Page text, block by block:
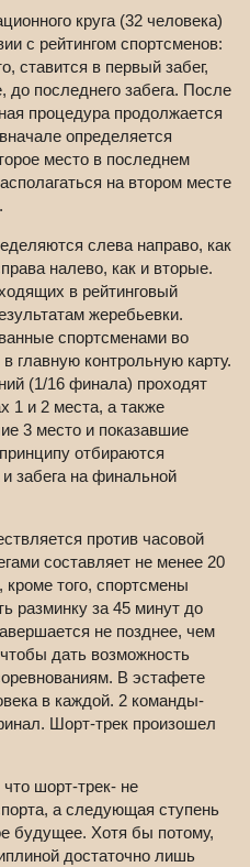
круга (32 человека)
с рейтингом спортсменов:
ставится в первый забег,
до последнего забега. После
процедура продолжается
определяется
место в последнем
на втором месте
слева направо, как
налево, как и вторые.
в рейтинговый
жеребьевки.
спортсменами во
главную контрольную карту.
(1/16 финала) проходят
1 и 2 места, а также
3 место и показавшие
отбираются
забега на финальной
против часовой
составляет не менее 20
кроме того, спортсмены
разминку за 45 минут до
не позднее, чем
дать возможность
В эстафете
в каждой. 2 команды-
Шорт-трек произошел
шорт-трек- не
а следующая ступень
будущее. Хотя бы потому,
достаточно лишь